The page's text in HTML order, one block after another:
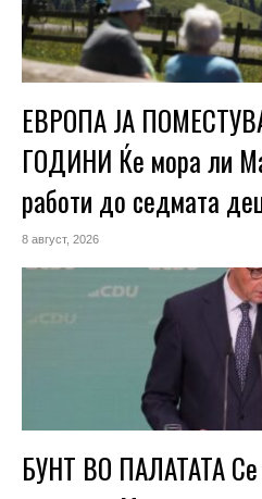
ЕВРОПА ЈА
ГОДИНИ Ќе мора ли
работи до седмата
8 август, 2026
БУНТ ВО ПАЛАТАТА Се